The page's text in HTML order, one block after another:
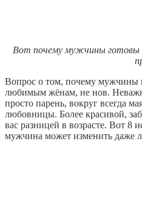
Вот почему мужчины
Вопрос о том, почему мужчины
любимым жёнам, не нов.
просто парень, вокруг всегда
любовницы. Более красивой,
вас разницей в возрасте. Вот
мужчина может изменить даже